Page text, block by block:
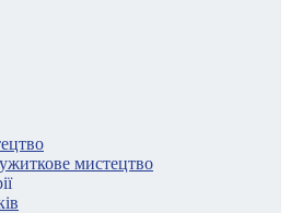
мистецтво